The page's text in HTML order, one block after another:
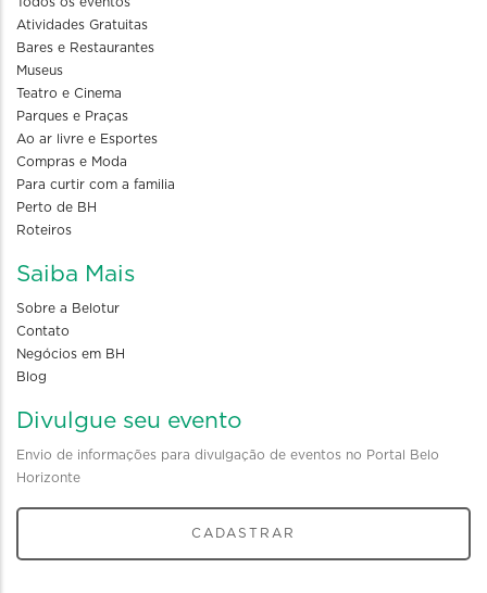
Atividades Gratuitas
Bares e Restaurantes
Museus
Teatro e Cinema
Parques e Praças
Ao ar livre e Esportes
Compras e Moda
Para curtir com a familia
Perto de BH
Roteiros
Saiba Mais
Sobre a Belotur
Contato
Negócios em BH
Blog
Divulgue seu evento
Envio de informações para divulgação de eventos no Portal Belo
Horizonte
CADASTRAR